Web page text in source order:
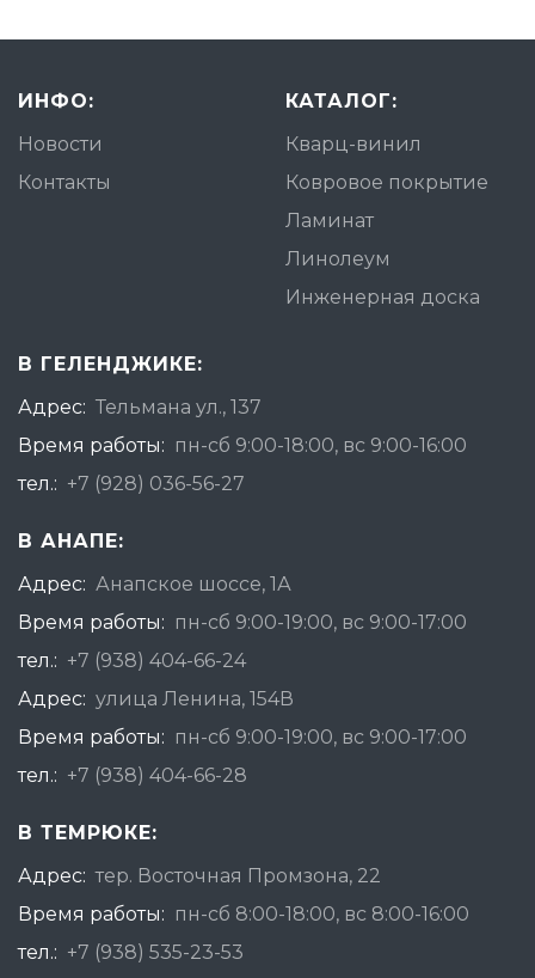
ИНФО:
Новости
Контакты
КАТАЛОГ:
Кварц-винил
Ковровое покрытие
Ламинат
Линолеум
Инженерная доска
В ГЕЛЕНДЖИКЕ:
Адрес: Тельмана ул., 137
Время работы: пн-сб 9:00-18:00, вс 9:00-16:00
тел.: +7 (928) 036-56-27
В АНАПЕ:
Адрес: Анапское шоссе, 1А
Время работы: пн-сб 9:00-19:00, вс 9:00-17:00
тел.: +7 (938) 404-66-24
Адрес: улица Ленина, 154В
Время работы: пн-сб 9:00-19:00, вс 9:00-17:00
тел.: +7 (938) 404-66-28
В ТЕМРЮКЕ:
Адрес: тер. Восточная Промзона, 22
Время работы: пн-сб 8:00-18:00, вс 8:00-16:00
тел.: +7 (938) 535-23-53